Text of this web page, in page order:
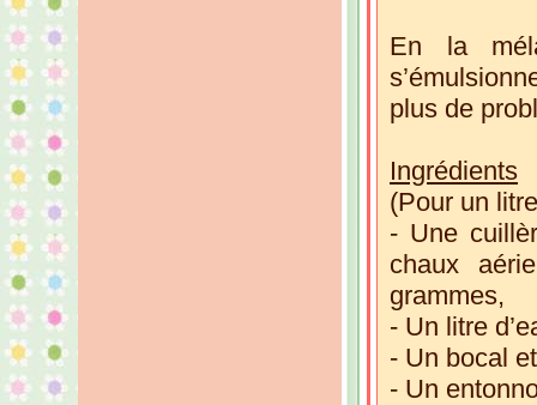
En la
plus de
Ingrédients
(Pour un
- Une
chaux
grammes,
- Un litre
- Un bocal
- Un